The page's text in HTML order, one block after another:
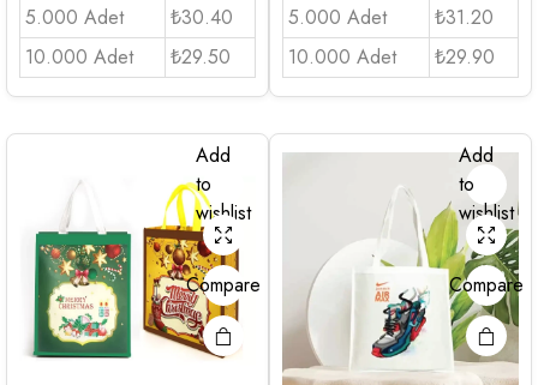
5.000 Adet
₺30.40
10.000 Adet
₺29.50
5.000 Adet
₺31.20
10.000 Adet
₺29.90
Add
to
wishlist
Compare
Add
to
wishlist
Compare